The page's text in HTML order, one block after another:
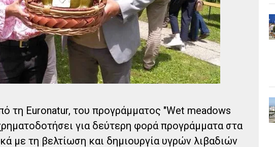
τη Euronatur, του προγράμματος "Wet meadows
για δεύτερη φορά προγράμματα στα
με τη βελτίωση και δημιουργία υγρών λιβαδιών